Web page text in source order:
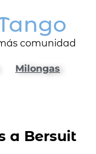
comunidad
Milongas
a Bersuit